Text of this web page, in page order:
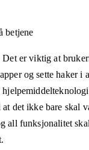
betjene
er viktig at
og sette haker i
at det ikke bare skal
all funksjonalitet